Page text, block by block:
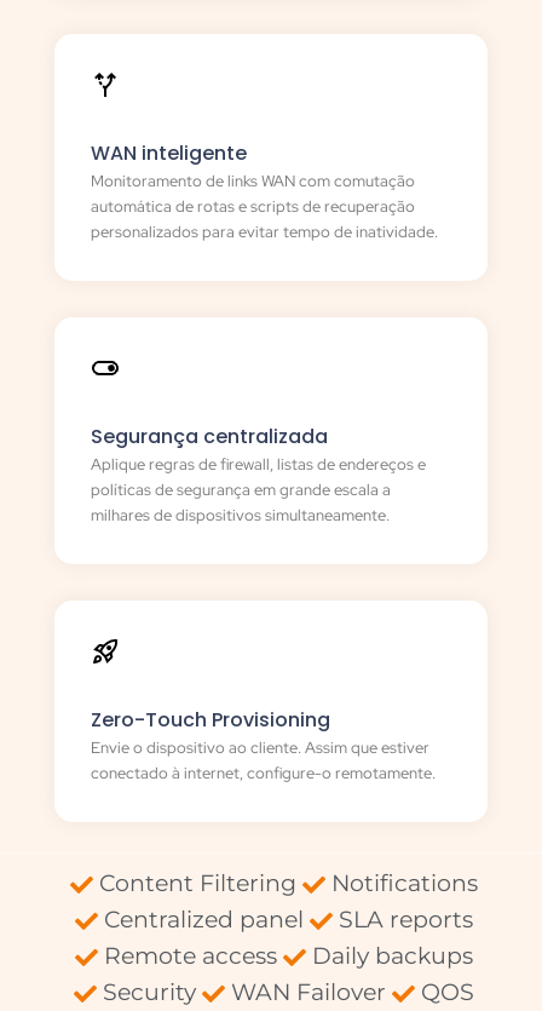
WAN inteligente
Monitoramento de links WAN com comutação
automática de rotas e scripts de recuperação
personalizados para evitar tempo de inatividade.
Segurança centralizada
Aplique regras de firewall, listas de endereços e
políticas de segurança em grande escala a
milhares de dispositivos simultaneamente.
Zero-Touch Provisioning
Envie o dispositivo ao cliente. Assim que estiver
conectado à internet, configure-o remotamente.
Content Filtering
Notifications
Centralized panel
SLA reports
Remote access
Daily backups
Security
WAN Failover
QOS